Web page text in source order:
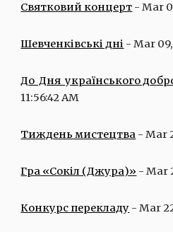
Святковий концерт - Mar
Шевченківські дні - Mar 09,
До  Дня  українського
11:56:42 AM
Тиждень мистецтва - Mar
Гра «Сокіл (Джура)» - Mar
Конкурс перекладу - Mar